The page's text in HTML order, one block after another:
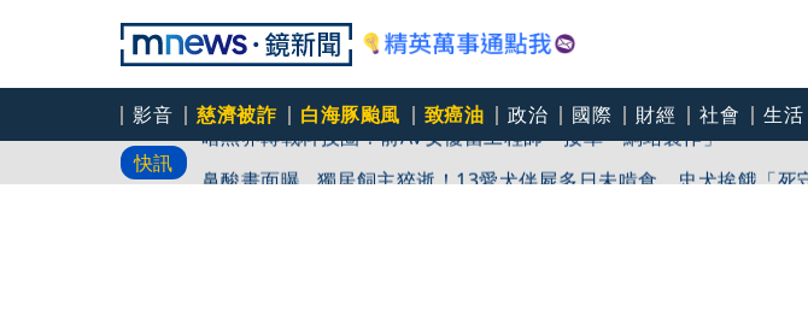
影音 慈濟被詐 白海豚颱風 致癌油 政治 國際 財經 社會 生活
快訊
暗黑界轉戰科技圈！前AV女優當工程師 接單「網站製作」